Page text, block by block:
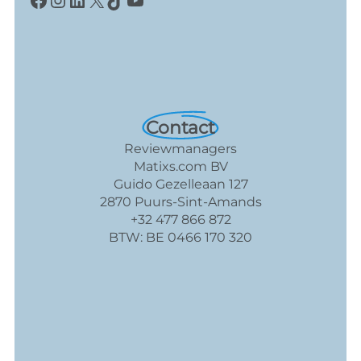
Contact
Reviewmanagers
Matixs.com BV
Guido Gezelleaan 127
2870 Puurs-Sint-Amands
+32 477 866 872
BTW: BE 0466 170 320